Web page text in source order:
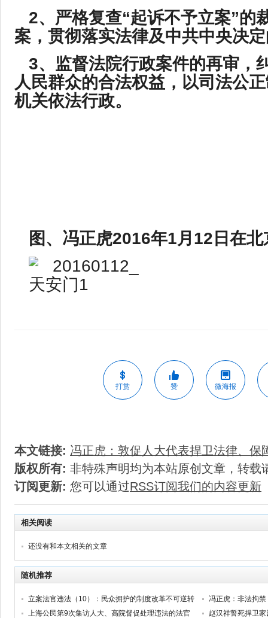
2、 严格复查“起诉不予立案”的
案，贯彻落实法律及中共中央决
3、 监督法院行政案件的再审，
人民群众的合法权益，以司法公
机关依法行政。
图、冯正虎2016年1月12日在
打赏 赞 微海报
本文链接: 冯正虎：敦促人大代表捍卫法律、保
版权所有: 非特殊声明均为本站原创文章，转载
订阅更新: 您可以通过RSS订阅我们的内容更新
相关阅读
还没有和本文相关的文章
随机推荐
立案法官违法（10）：民众拥护的制度改革不可逆转
冯正虎：非法拘
上海公民第9次集访人大、高院督促处理违法的法官
赵汉祥誓死捍卫家